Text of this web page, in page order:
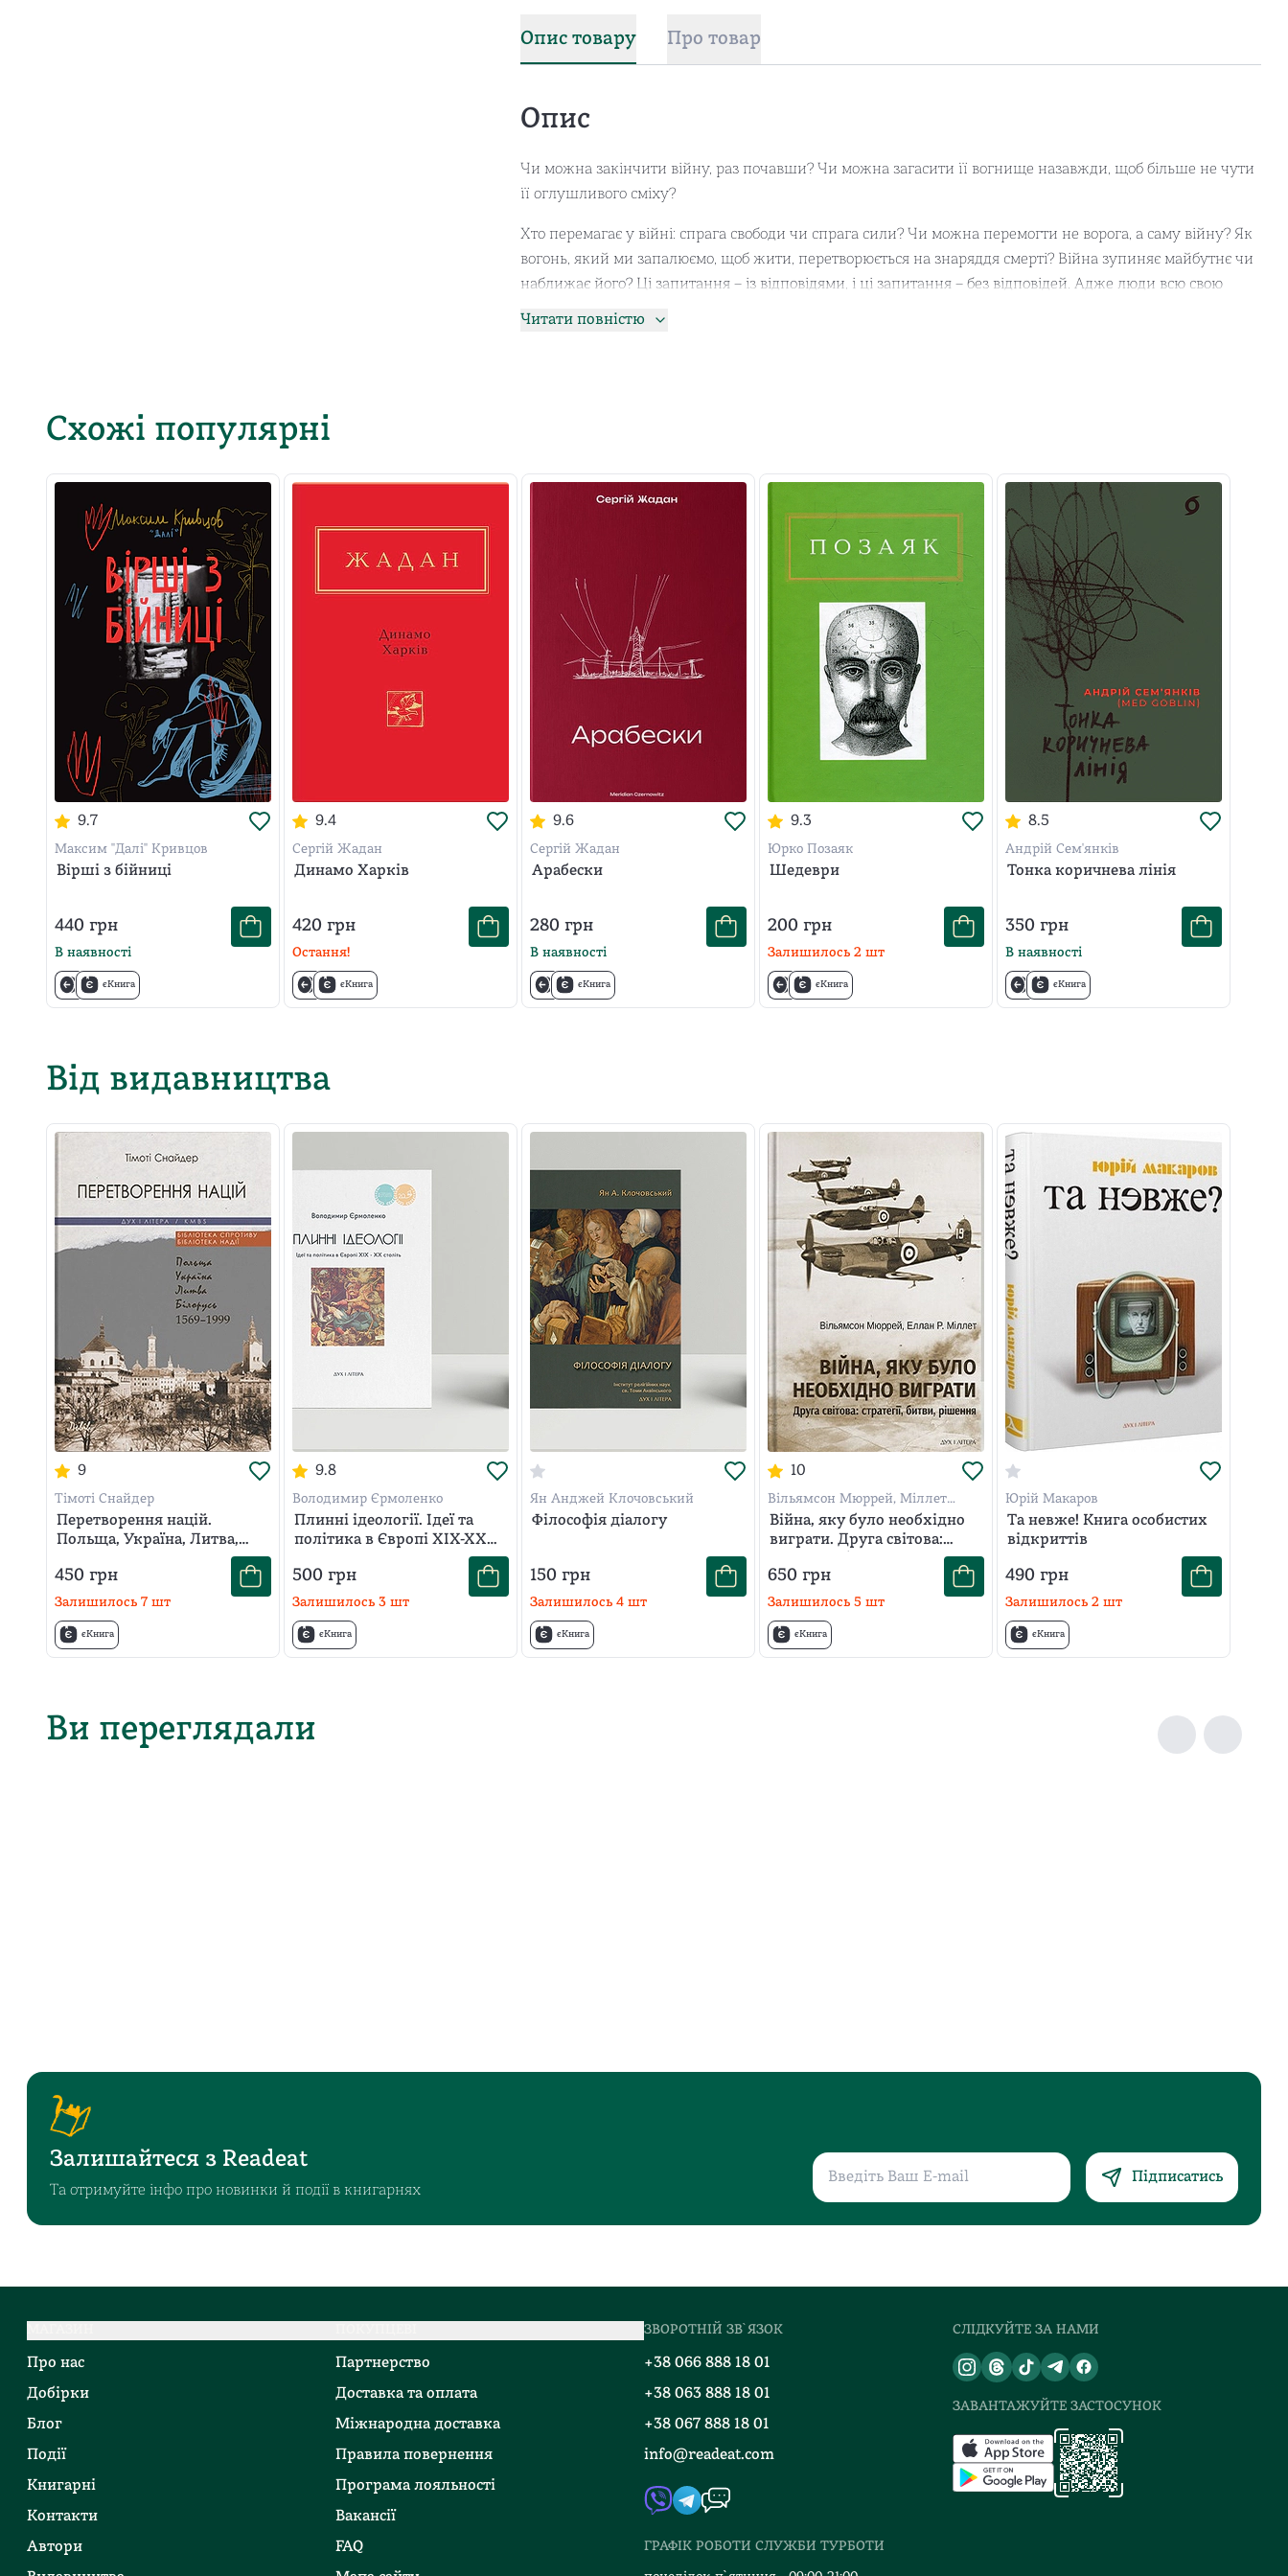
Опис товару Про товар
Опис
Чи можна закінчити війну, раз почавши? Чи можна загасити її вогнище назавжди, щоб більше не чути
її оглушливого сміху?
Хто перемагає у війні: спрага свободи чи спрага сили? Чи можна перемогти не ворога, а саму війну? Як
вогонь, який ми запалюємо, щоб жити, перетворюється на знаряддя смерті? Війна зупиняє майбутнє чи
наближає його? Ці запитання – із відповідями, і ці запитання – без відповідей. Адже люди всю свою
історію тільки те й роблять, що воюють. Натомість поезія тільки те й робить, що тримає периметр світла,
Читати повністю
Схожі популярні
9.7
Максим "Далі" Кривцов
Вірші з бійниці
440 грн
В наявності
єКнига
9.4
Сергій Жадан
Динамо Харків
420 грн
Остання!
єКнига
9.6
Сергій Жадан
Арабески
280 грн
В наявності
єКнига
9.3
Юрко Позаяк
Шедеври
200 грн
Залишилось 2 шт
єКнига
8.5
Андрій Сем'янків
Тонка коричнева лінія
350 грн
В наявності
єКнига
Від видавництва
9
Тімоті Снайдер
Перетворення націй.
Польща, Україна, Литва,
Білорусь. 1569-1999 (5-е вид.)
450 грн
Залишилось 7 шт
єКнига
9.8
Володимир Єрмоленко
Плинні ідеології. Ідеї та
політика в Європі XIX-XX
500 грн
Залишилось 3 шт
єКнига
Ян Анджей Клочовський
Філософія діалогу
150 грн
Залишилось 4 шт
єКнига
10
Вільямсон Мюррей, Міллет
Еллан Р.
Війна, яку було необхідно
виграти. Друга світова:
стратегії, битви, рішення
650 грн
Залишилось 5 шт
єКнига
Юрій Макаров
Та невже! Книга особистих
відкриттів
490 грн
Залишилось 2 шт
єКнига
Ви переглядали
Залишайтеся з Readeat
Та отримуйте інфо про новинки й події в книгарнях
Підписатись
Про нас
Добірки
Блог
Події
Книгарні
Контакти
Автори
Партнерство
Доставка та оплата
Міжнародна доставка
Правила повернення
Програма лояльності
Вакансії
FAQ
ЗВОРОТНІЙ ЗВ`ЯЗОК
+38 066 888 18 01
+38 063 888 18 01
+38 067 888 18 01
info@readeat.com
ГРАФІК РОБОТИ СЛУЖБИ ТУРБОТИ
СЛІДКУЙТЕ ЗА НАМИ
ЗАВАНТАЖУЙТЕ ЗАСТОСУНОК